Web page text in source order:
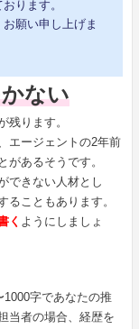
ります。
願い申し上げま
ない
残ります。
エージェントの2年前
あるそうです。
できない人材とし
こともあります。
く ようにしましょ
字であなたの推
当者の場合、経歴を